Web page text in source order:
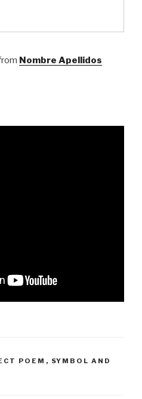
Nombre Apellidos
POEM , SYMBOL AND